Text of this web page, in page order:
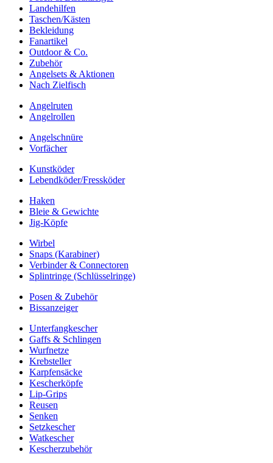
Landehilfen
Taschen/Kästen
Bekleidung
Fanartikel
Outdoor & Co.
Zubehör
Angelsets & Aktionen
Nach Zielfisch
Angelruten
Angelrollen
Angelschnüre
Vorfächer
Kunstköder
Lebendköder/Fressköder
Haken
Bleie & Gewichte
Jig-Köpfe
Wirbel
Snaps (Karabiner)
Verbinder & Connectoren
Splintringe (Schlüsselringe)
Posen & Zubehör
Bissanzeiger
Unterfangkescher
Gaffs & Schlingen
Wurfnetze
Krebsteller
Karpfensäcke
Kescherköpfe
Lip-Grips
Reusen
Senken
Setzkescher
Watkescher
Kescherzubehör